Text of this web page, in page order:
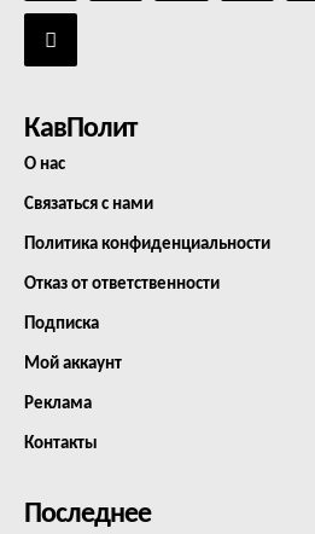
КавПолит
О нас
Связаться с нами
Политика конфиденциальности
Отказ от ответственности
Подписка
Мой аккаунт
Реклама
Контакты
Последнее